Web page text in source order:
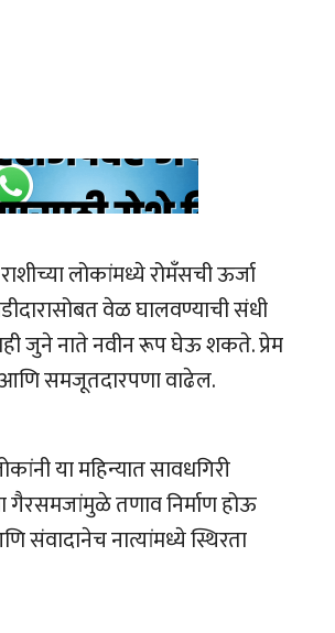
लोकांमध्ये रोमँसची ऊर्जा
वेळ घालवण्याची संधी
जुने नाते नवीन रूप घेऊ शकते. प्रेम
समजूतदारपणा वाढेल.
या महिन्यात सावधगिरी
गैरसमजांमुळे तणाव निर्माण होऊ
नात्यांमध्ये स्थिरता